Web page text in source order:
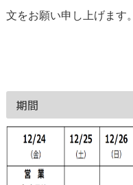
文をお願い申し上げます。
期間